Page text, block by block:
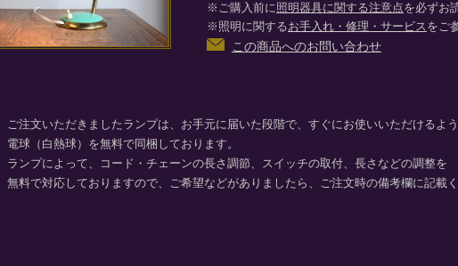
※ご購入前に照明器具に関する注意点を必ずお
※照明に関するお手入れ・修理・サービスをご
この商品へのお問い合わせ
ご注文いただきましたランプは、お手元に届いた段階で、すぐにお使いいただけるよう
電球（白熱球）を無料で同梱しております。
ランプによって、コード・チェーンの長さ調節、スイッチの取付、長さなどの調整を
無料で対応しておりますので、ご希望などがありましたら、ご注文時の備考欄に記載く